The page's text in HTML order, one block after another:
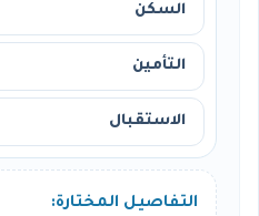
السكن
التأمين
الاستقبال
التفاصيل المختارة: